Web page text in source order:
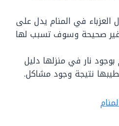
في المنام يدل على
غير صحيحة وسوف تسبب لها
نار في منزلها دليل
نتيجة وجود مشاكل.